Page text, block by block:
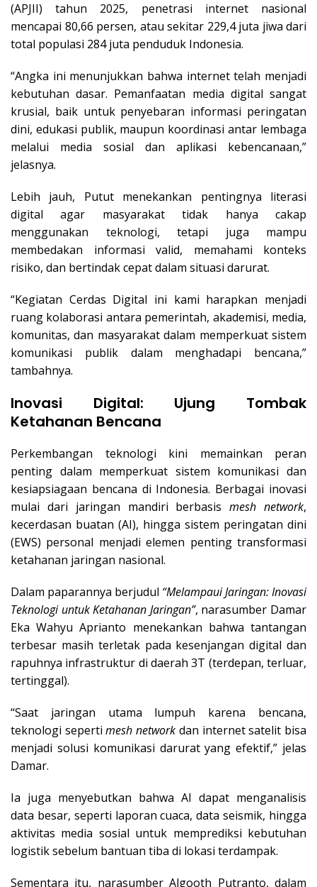
(APJII) tahun 2025, penetrasi internet nasional
mencapai 80,66 persen, atau sekitar 229,4 juta jiwa dari
total populasi 284 juta penduduk Indonesia.
“Angka ini menunjukkan bahwa internet telah menjadi
kebutuhan dasar. Pemanfaatan media digital sangat
krusial, baik untuk penyebaran informasi peringatan
dini, edukasi publik, maupun koordinasi antar lembaga
melalui media sosial dan aplikasi kebencanaan,”
jelasnya.
Lebih jauh, Putut menekankan pentingnya literasi
digital agar masyarakat tidak hanya cakap
menggunakan teknologi, tetapi juga mampu
membedakan informasi valid, memahami konteks
risiko, dan bertindak cepat dalam situasi darurat.
“Kegiatan Cerdas Digital ini kami harapkan menjadi
ruang kolaborasi antara pemerintah, akademisi, media,
komunitas, dan masyarakat dalam memperkuat sistem
komunikasi publik dalam menghadapi bencana,”
tambahnya.
Inovasi Digital: Ujung Tombak
Ketahanan Bencana
Perkembangan teknologi kini memainkan peran
penting dalam memperkuat sistem komunikasi dan
kesiapsiagaan bencana di Indonesia. Berbagai inovasi
mulai dari jaringan mandiri berbasismesh network,
kecerdasan buatan (AI), hingga sistem peringatan dini
(EWS) personal menjadi elemen penting transformasi
ketahanan jaringan nasional.
Dalam paparannya berjudul “Melampaui Jaringan: Inovasi
Teknologi untuk Ketahanan Jaringan”, narasumber Damar
Eka Wahyu Aprianto menekankan bahwa tantangan
terbesar masih terletak pada kesenjangan digital dan
rapuhnya infrastruktur di daerah 3T (terdepan, terluar,
tertinggal).
“Saat jaringan utama lumpuh karena bencana,
teknologi sepertimesh network dan internet satelit bisa
menjadi solusi komunikasi darurat yang efektif,” jelas
Damar.
Ia juga menyebutkan bahwa AI dapat menganalisis
data besar, seperti laporan cuaca, data seismik, hingga
aktivitas media sosial untuk memprediksi kebutuhan
logistik sebelum bantuan tiba di lokasi terdampak.
Sementara itu, narasumber Algooth Putranto, dalam